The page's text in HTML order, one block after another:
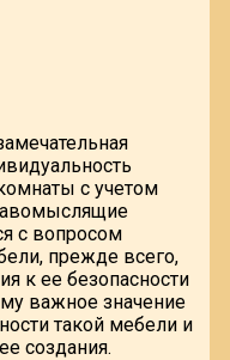
с учетом
с вопросом
прежде всего,
к ее безопасности
важное значение
такой мебели и
создания.